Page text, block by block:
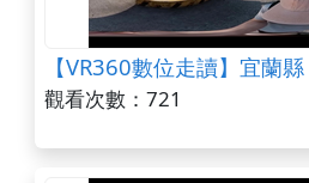
【VR360數位走讀】宜蘭
觀看次數：721